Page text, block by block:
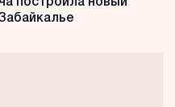
построила новый